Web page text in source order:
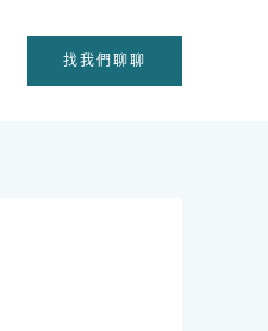
找我們聊聊